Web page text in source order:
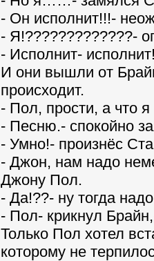
- Он исполнит!!!-
- Я!?????????????-
- Исполнит-
И они вышли от
происходит.
- Пол, прости, а что
- Песню.- спокойно
- Умно!- произнёс
- Джон, нам надо
Джону Пол.
- Да!??- ну тогда
- Пол- крикнул
Только Пол хотел
которому не